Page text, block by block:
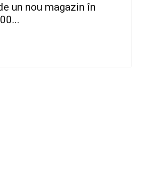
un nou magazin în